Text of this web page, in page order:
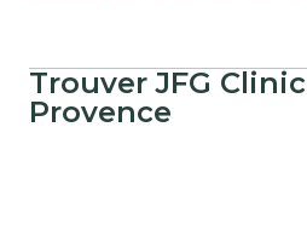
TrouverJFG Clinic
Provence